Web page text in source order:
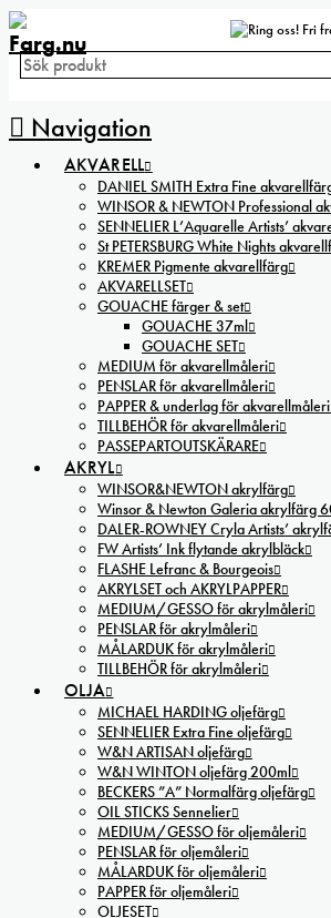
Fri
Navigation
AKVARELL
DANIEL SMITH Extra Fine
WINSOR & NEWTON Professional
SENNELIER L’Aquarelle Artists’
St PETERSBURG White Nights
KREMER Pigmente akvarellfärg
AKVARELLSET
GOUACHE färger & set
GOUACHE 37ml
GOUACHE SET
MEDIUM för akvarellmåleri
PENSLAR för akvarellmåleri
PAPPER & underlag för akvarellmåleri
TILLBEHÖR för akvarellmåleri
PASSEPARTOUTSKÄRARE
AKRYL
WINSOR&NEWTON akrylfärg
Winsor & Newton Galeria akrylfärg
DALER-ROWNEY Cryla Artists’
FW Artists’ Ink flytande akrylbläck
FLASHE Lefranc & Bourgeois
AKRYLSET och AKRYLPAPPER
MEDIUM/GESSO för akrylmåleri
PENSLAR för akrylmåleri
MÅLARDUK för akrylmåleri
TILLBEHÖR för akrylmåleri
OLJA
MICHAEL HARDING oljefärg
SENNELIER Extra Fine oljefärg
W&N ARTISAN oljefärg
W&N WINTON oljefärg 200ml
BECKERS ”A” Normalfärg oljefärg
OIL STICKS Sennelier
MEDIUM/GESSO för oljemåleri
PENSLAR för oljemåleri
MÅLARDUK för oljemåleri
PAPPER för oljemåleri
OLJESET